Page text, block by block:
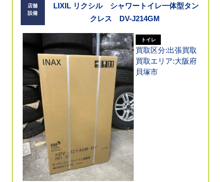
店舗
設備
LIXIL リクシル シャワートイレ一体型タン
クレス DV-J214GM
トイレ
買取区分:出張買取
買取エリア:大阪府
貝塚市